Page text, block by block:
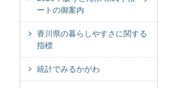
ートの御案内
香川県の暮らしやすさに関する
指標
統計でみるかがわ